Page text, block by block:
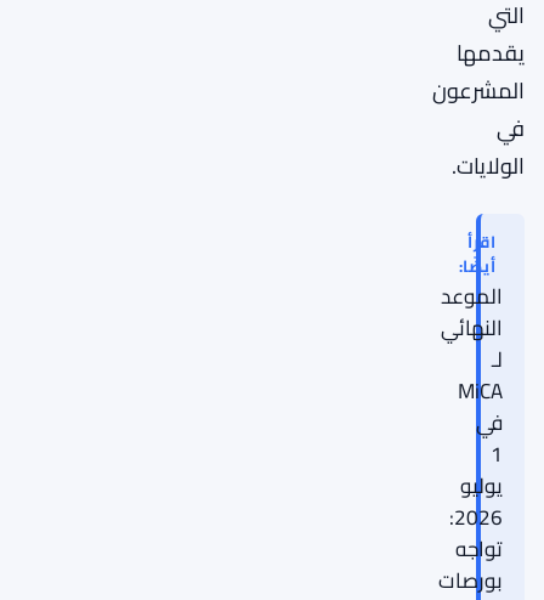
التي
يقدمها
المشرعون
في
الولايات.
اقرأ
أيضًا:
الموعد
النهائي
لـ
MiCA
في
1
يوليو
2026:
تواجه
بورصات